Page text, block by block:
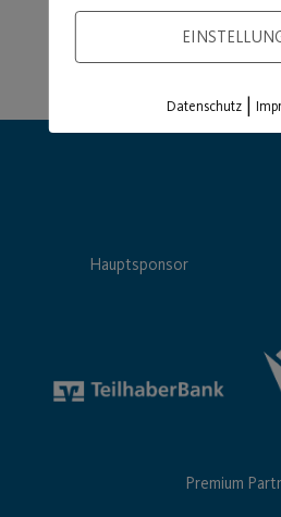
Hauptsponsor
Premium
Datenschutz |